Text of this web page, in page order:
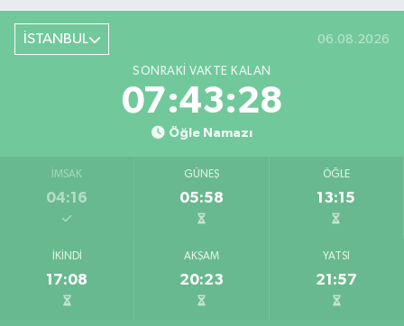
İSTANBUL 06.08.2026
SONRAKI VAKTE KALAN
07:43:28
Öğle Namazı
İMSAK
04:16
GÜNEŞ
05:58
ÖĞLE
13:15
İKINDI
17:08
AKŞAM
20:23
YATSI
21:57